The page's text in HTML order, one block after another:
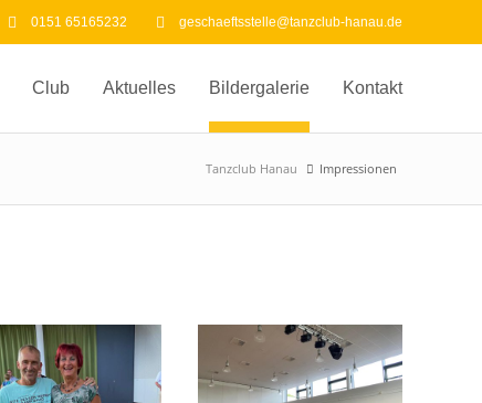
0151 65165232 geschaeftsstelle@tanzclub-hanau.de
Club Aktuelles Bildergalerie Kontakt
Tanzclub Hanau Impressionen